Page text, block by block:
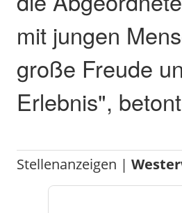
mit jungen
große Freude
Erlebnis",
Stellenanzeigen |